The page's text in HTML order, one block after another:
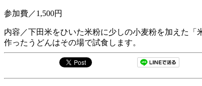
参加費／1,500円
内容／下田米をひいた米粉に少しの小麦粉を加えた「
作ったうどんはその場で試食します。